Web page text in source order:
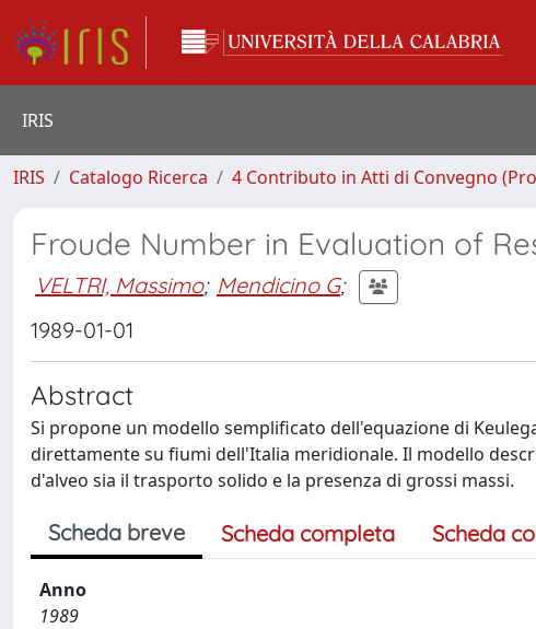
IRIS
IRIS Catalogo Ricerca 4 Contributo in Atti di Convegno
Froude Number in Evaluation of
VELTRI, Massimo; Mendicino G;
1989-01-01
Abstract
Si propone un modello semplificato dell'equazione di
direttamente su fiumi dell'Italia meridionale. Il modello
d'alveo sia il trasporto solido e la presenza di grossi massi.
Scheda breve Scheda completa Scheda
Anno
1989